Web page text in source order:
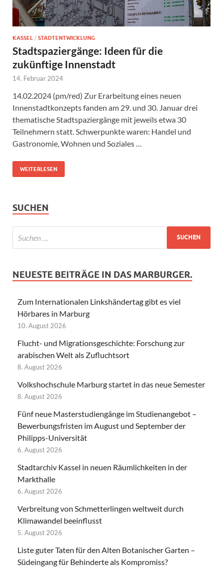
KASSEL / STADTENTWICKLUNG
Stadtspaziergänge: Ideen für die
zukünftige Innenstadt
14. Februar 2024
14.02.2024 (pm/red) Zur Erarbeitung eines neuen
Innenstadtkonzepts fanden am 29. und 30. Januar drei
thematische Stadtspaziergänge mit jeweils etwa 30
Teilnehmern statt. Schwerpunkte waren: Handel und
Gastronomie, Wohnen und Soziales …
WEITERLESEN
SUCHEN
NEUESTE BEITRÄGE IN DAS MARBURGER.
Zum Internationalen Linkshändertag gibt es viel
Hörbares in Marburg
10. August 2026
Flucht- und Migrationsgeschichte: Forschung zur
arabischen Welt als Zufluchtsort
8. August 2026
Volkshochschule Marburg startet in das neue Semester
8. August 2026
Fünf neue Masterstudiengänge im Studienangebot –
Bewerbungsfristen im August und September der
Philipps-Universität
6. August 2026
Stadtarchiv Kassel in neuen Räumlichkeiten in der
Markthalle
6. August 2026
Verbreitung von Schmetterlingen weltweit durch
Klimawandel beeinflusst
5. August 2026
Liste guter Taten für den Alten Botanischer Garten –
Südeingang für Behinderte als Kompromiss?